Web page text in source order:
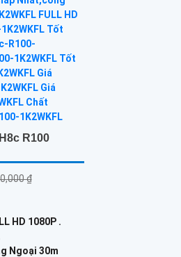
R100
₫
HD 1080P .
Ngoại 30m